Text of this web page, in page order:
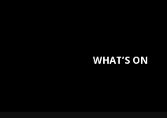
WHAT’S ON